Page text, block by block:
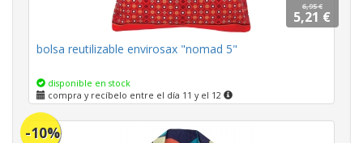
6,95 €
5,21 €
bolsa reutilizable envirosax "nomad 5"
disponible en stock
compra y recíbelo entre el día 11 y el 12
-10%